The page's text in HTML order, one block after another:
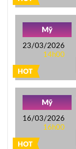
HOT
Mỹ
23/03/2026
14h00
HOT
Mỹ
16/03/2026
16h00